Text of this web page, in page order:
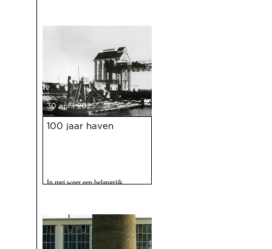
30 april 2025
100 jaar haven
In mei weer een belangrijk
haven 100 jaar bestaat.